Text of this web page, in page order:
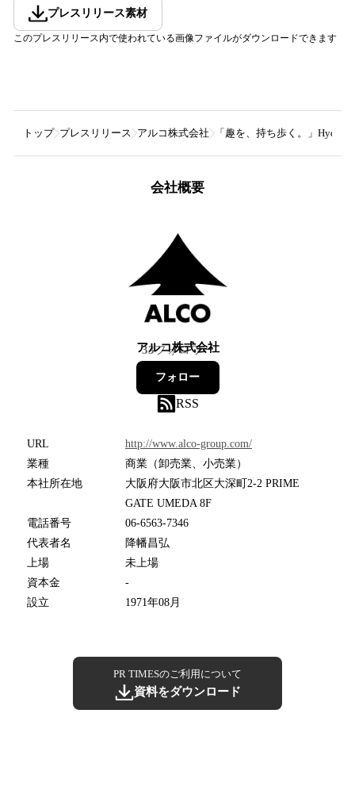
プレスリリース素材
このプレスリリース内で使われている画像ファイルがダウンロードできます
トップ プレスリリース アルコ株式会社 「趣を、持ち歩く。」Hydro
会社概要
アルコ株式会社
33フォロワー
フォロー
RSS
URL
http://www.alco-group.com/
業種
商業（卸売業、小売業）
本社所在地
大阪府大阪市北区大深町2-2 PRIME
GATE UMEDA 8F
電話番号
06-6563-7346
代表者名
降幡昌弘
上場
未上場
資本金
-
設立
1971年08月
PR TIMESのご利用について
資料をダウンロード